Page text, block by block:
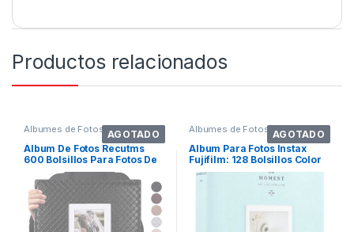
Productos relacionados
AGOTADO
Álbumes de Fotos
Álbum De Fotos Recutms
600 Bolsillos Para Fotos De
10 X 15 C
AGOTADO
Álbumes de Fotos
Album Para Fotos Instax
Fujifilm: 128 Bolsillos Color
Azul Hielo